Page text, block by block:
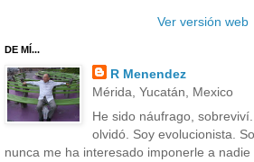
Ver versión web
DE MÍ...
R Menendez
Mérida, Yucatán, Mexico
He sido náufrago,
olvidó. Soy evolucionista.
nunca me ha interesado imponerle a